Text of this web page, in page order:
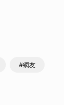
#網友